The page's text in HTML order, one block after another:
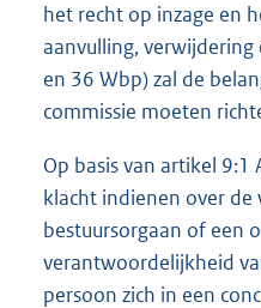
het recht op inzage en
aanvulling,
en 36 Wbp) zal de
commissie moeten
Op basis van artikel 9:1
klacht indienen over de
bestuursorgaan of een
verantwoordelijkheid
persoon zich in een